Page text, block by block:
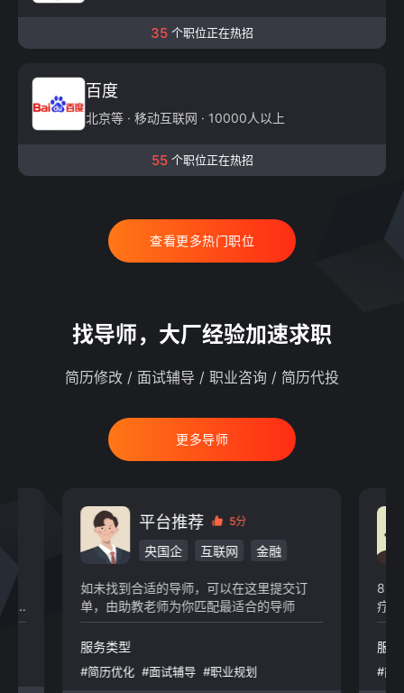
35 个职位正在热招
百度
北京等 · 移动互联网 · 10000人以上
55 个职位正在热招
查看更多热门职位
找导师，大厂经验加速求职
简历修改 / 面试辅导 / 职业咨询 / 简历代投
更多导师
平台推荐 5分
央国企 互联网
金融
教育
IT/通信/硬件
汽车
咨询/财会/律所
广告/传媒
政府/非盈利
人力资源
如未找到合适的导师，可以在这里提交订
单，由助教老师为你匹配最适合的导师
服务类型
#简历优化 #面试辅导 #职业规划
8 年
疗
服
#简